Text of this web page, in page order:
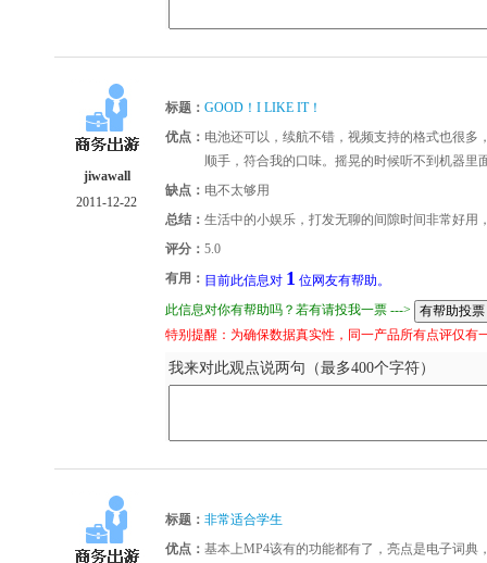
jiwawall
2011-12-22
标题： GOOD！I LIKE IT！
优点： 电池还可以，续航不错，视频支持的格式也很
顺手，符合我的口味。摇晃的时候听不到机器
缺点： 电不太够用
总结： 生活中的小娱乐，打发无聊的间隙时间非常好用
评分： 5.0
有用： 目前此信息对 1 位网友有帮助。
此信息对你有帮助吗？若有请投我一票 --->
特别提醒：为确保数据真实性，同一产品所有点评仅有
我来对此观点说两句（最多400个字符）
标题： 非常适合学生
优点： 基本上MP4该有的功能都有了，亮点是电子词